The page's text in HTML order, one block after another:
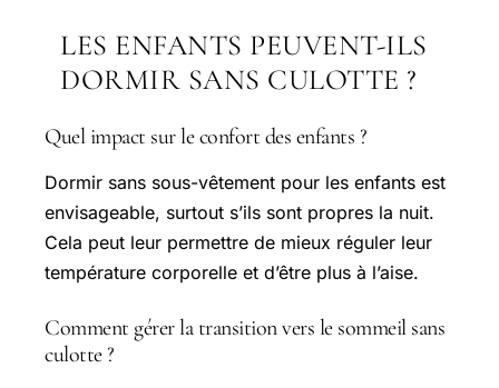
LES ENFANTS PEUVENT-ILS
DORMIR SANS CULOTTE ?
Quel impact sur le confort des enfants ?
Dormir sans sous-vêtement pour les enfants est
envisageable, surtout s’ils sont propres la nuit.
Cela peut leur permettre de mieux réguler leur
température corporelle et d’être plus à l’aise.
Comment gérer la transition vers le sommeil sans
culotte ?